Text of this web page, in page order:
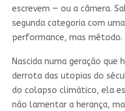
escrevem — ou a câmera.
segunda categoria com
performance, mas método.
Nascida numa geração
derrota das utopias do
do colapso climático, ela
não lamentar a herança,